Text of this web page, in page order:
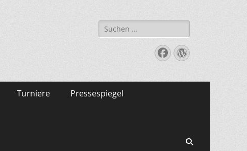
Suche
nach:
Facebook
WordPress
Turniere Pressespiegel